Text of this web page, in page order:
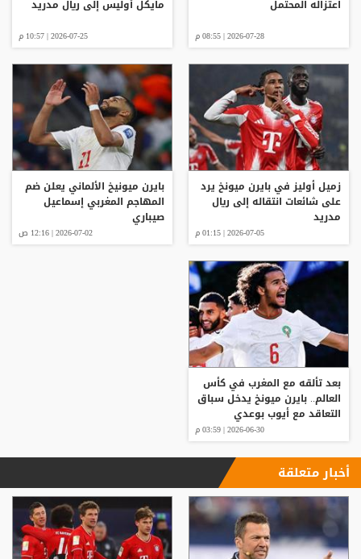
اعتزاله المحتمل
2026-07-28 | 08:55 م
مايكل أوليس إلى ريال مدريد
2026-07-25 | 10:57 م
زميل أوليز في بايرن ميونخ يرد
على شائعات انتقاله إلى ريال
مدريد
2026-07-05 | 01:15 م
بايرن ميونيخ الألماني يعلن ضم
المهاجم المغربي إسماعيل
صيباري
2026-07-02 | 12:16 ص
بعد تألقه مع المغرب في كأس
العالم.. بايرن ميونخ يدخل سباق
التعاقد مع أيوب بوعدي
2026-06-30 | 03:59 م
أخبار متعلقة